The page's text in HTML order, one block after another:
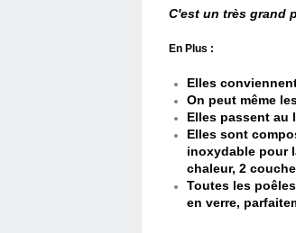
C'est un très grand
En Plus :
Elles
On peut même
Elles passent au
Elles sont
inoxydable pour
chaleur, 2
Toutes les
en verre,